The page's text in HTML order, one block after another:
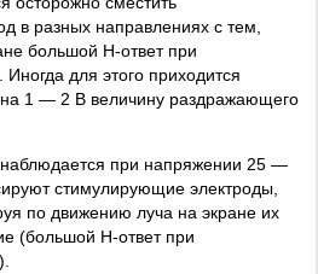
в разных направлениях с тем,
большой Н-ответ при
для этого приходится
на 1 — 2 В величину раздражающего
при напряжении 25 —
стимулирующие электроды,
по движению луча на экране их
(большой Н-ответ при